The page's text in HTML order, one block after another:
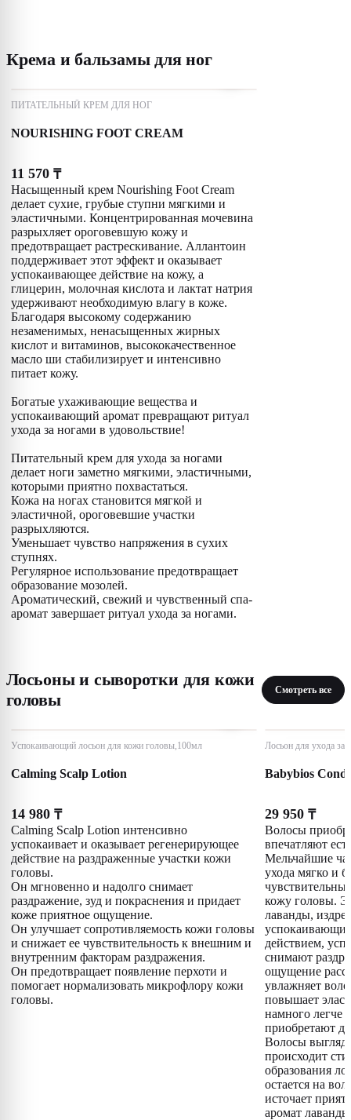
Крема и бальзамы для ног
ПИТАТЕЛЬНЫЙ КРЕМ ДЛЯ НОГ
NOURISHING FOOT CREAM
11 570 ₸
Насыщенный крем Nourishing Foot Cream
делает сухие, грубые ступни мягкими и
эластичными. Концентрированная мочевина
разрыхляет ороговевшую кожу и
предотвращает растрескивание. Аллантоин
поддерживает этот эффект и оказывает
успокаивающее действие на кожу, а
глицерин, молочная кислота и лактат натрия
удерживают необходимую влагу в коже.
Благодаря высокому содержанию
незаменимых, ненасыщенных жирных
кислот и витаминов, высококачественное
масло ши стабилизирует и интенсивно
питает кожу.
Богатые ухаживающие вещества и
успокаивающий аромат превращают ритуал
ухода за ногами в удовольствие!
Питательный крем для ухода за ногами
делает ноги заметно мягкими, эластичными,
которыми приятно похвастаться.
Кожа на ногах становится мягкой и
эластичной, ороговевшие участки
разрыхляются.
Уменьшает чувство напряжения в сухих
ступнях.
Регулярное использование предотвращает
образование мозолей.
Ароматический, свежий и чувственный спа-
аромат завершает ритуал ухода за ногами.
Лосьоны и сыворотки для кожи
головы
Смотреть все
Успокаивающий лосьон для кожи головы,100мл
Calming Scalp Lotion
14 980 ₸
Calming Scalp Lotion интенсивно
успокаивает и оказывает регенерирующее
действие на раздраженные участки кожи
головы.
Он мгновенно и надолго снимает
раздражение, зуд и покраснения и придает
коже приятное ощущение.
Он улучшает сопротивляемость кожи головы
и снижает ее чувствительность к внешним и
внутренним факторам раздражения.
Он предотвращает появление перхоти и
помогает нормализовать микрофлору кожи
головы.
Лосьон для ухода за
Babybios
29 950 ₸
Волосы
впечатляют
Мельчайшие
ухода мягко и
кожу головы.
лаванды,
действием,
снимают
ощущение
увлажняет
повышает
намного легче
приобретают
Волосы
происходит
образования
остается на
источает
аромат